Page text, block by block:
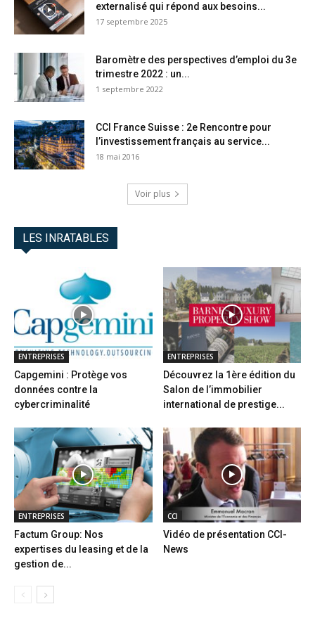
externalisé qui répond aux besoins...
17 septembre 2025
Baromètre des perspectives d’emploi du 3e
trimestre 2022 : un...
1 septembre 2022
CCI France Suisse : 2e Rencontre pour
l’investissement français au service...
18 mai 2016
Voir plus
LES INRATABLES
ENTREPRISES
Capgemini : Protège vos
données contre la
cybercriminalité
ENTREPRISES
Découvrez la 1ère édition du
Salon de l’immobilier
international de prestige...
ENTREPRISES
Factum Group: Nos
expertises du leasing et de la
gestion de...
CCI
Vidéo de présentation CCI-
News